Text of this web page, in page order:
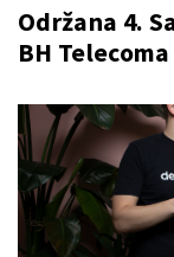
Održana 4.
BH Telecoma